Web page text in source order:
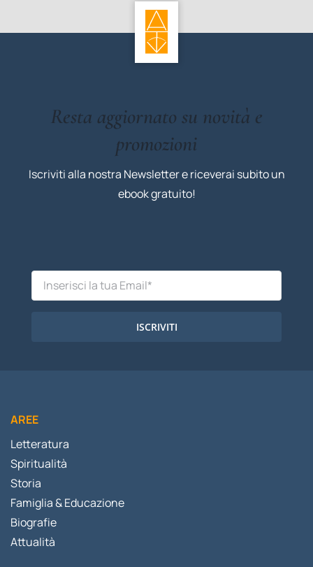
Resta aggiornato su novità e
promozioni
Iscriviti alla nostra Newsletter e riceverai subito un
ebook gratuito!
ISCRIVITI
AREE
Letteratura
Spiritualità
Storia
Famiglia & Educazione
Biografie
Attualità